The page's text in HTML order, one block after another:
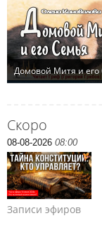
Скоро
08-08-2026 08:00
Записи эфиров